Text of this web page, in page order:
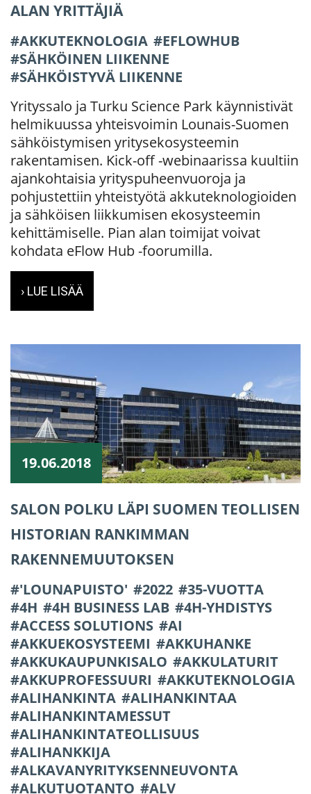
ALAN YRITTÄJIÄ
AKKUTEKNOLOGIA
EFLOWHUB
SÄHKÖINEN LIIKENNE
SÄHKÖISTYVÄ LIIKENNE
Yrityssalo ja Turku Science Park käynnistivät
helmikuussa yhteisvoimin Lounais-Suomen
sähköistymisen yritysekosysteemin
rakentamisen. Kick-off -webinaarissa kuultiin
ajankohtaisia yrityspuheenvuoroja ja
pohjustettiin yhteistyötä akkuteknologioiden
ja sähköisen liikkumisen ekosysteemin
kehittämiselle. Pian alan toimijat voivat
kohdata eFlow Hub -foorumilla.
› LUE LISÄÄ
19.06.2018
SALON POLKU LÄPI SUOMEN TEOLLISEN
HISTORIAN RANKIMMAN
RAKENNEMUUTOKSEN
'LOUNAPUISTO' 2022
35-VUOTTA
4H
4H BUSINESS LAB
4H-YHDISTYS
ACCESS SOLUTIONS
AI
AKKUEKOSYSTEEMI
AKKUHANKE
AKKUKAUPUNKISALO
AKKULATURIT
AKKUPROFESSUURI
AKKUTEKNOLOGIA
ALIHANKINTA
ALIHANKINTAA
ALIHANKINTAMESSUT
ALIHANKINTATEOLLISUUS
ALIHANKKIJA
ALKAVANYRITYKSENNEUVONTA
ALKUTUOTANTO
ALV